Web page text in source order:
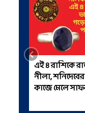
এই ৪ রাশিকে
নীলা,
কাজে মেলে